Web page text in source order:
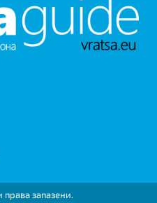
права запазени.